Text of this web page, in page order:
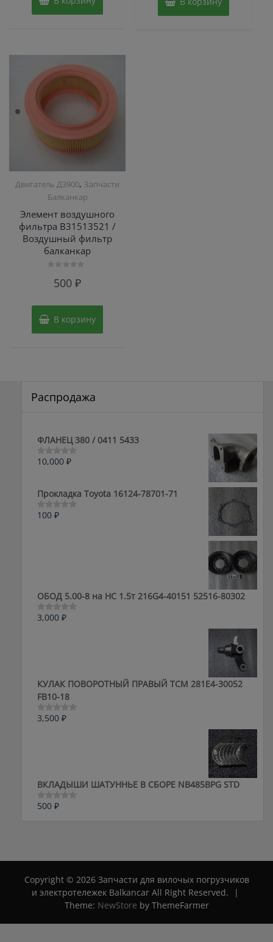
Двигатель Д3900, Запчасти
Балканкар
Элемент воздушного
фильтра В31513521 /
Воздушный фильтр
балканкар
500₽
В корзину
Распродажа
ФЛАНЕЦ 380 / 0411 5433
Оценка
5
10,000 ₽
Прокладка Toyota 16124-78701-71
Оценка
100 ₽
ОБОД 5.00-8 на HC 1.5т 216G4-40151 52516-80302
Оценка
3,000 ₽
КУЛАК ПОВОРОТНЫЙ ПРАВЫЙ ТСМ 281E4-30052
FB10-18
Оценка
3,500 ₽
ВКЛАДЫШИ ШАТУННЬЕ В СБОРЕ NB485BPG STD
Оценка
500 ₽
Copyright © 2026 Запчасти для вилочых погрузчиков
и электротележек Balkancar All Right Reserved.
|
Theme: NewStore by ThemeFarmer